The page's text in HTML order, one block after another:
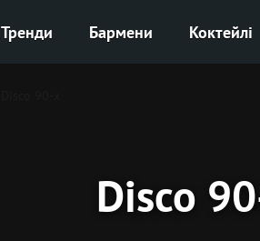
Тренди Бармени Коктейлі
Disco